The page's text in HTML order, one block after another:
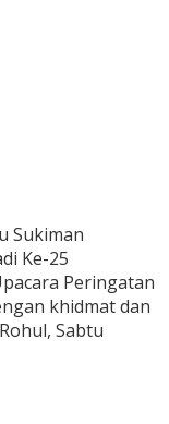
Sukiman
Ke-25
Peringatan
khidmat dan
Sabtu